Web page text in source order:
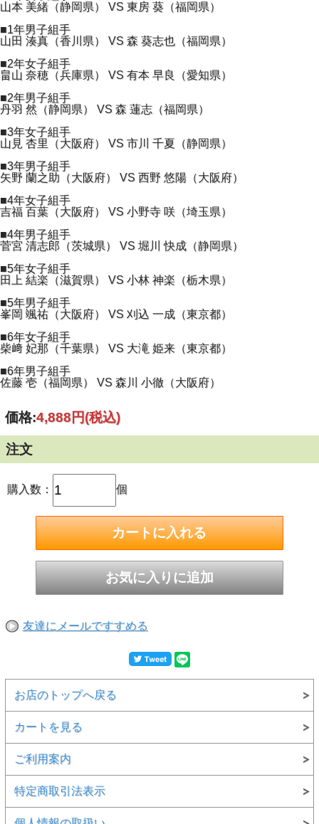
山本 美緒（静岡県） VS 東房 葵（福岡県）
■1年男子組手
山田 湊真（香川県） VS 森 葵志也（福岡県）
■2年女子組手
畠山 奈穂（兵庫県） VS 有本 早良（愛知県）
■2年男子組手
丹羽 然（静岡県） VS 森 蓮志（福岡県）
■3年女子組手
山見 杏里（大阪府） VS 市川 千夏（静岡県）
■3年男子組手
矢野 蘭之助（大阪府） VS 西野 悠陽（大阪府）
■4年女子組手
吉福 百葉（大阪府） VS 小野寺 咲（埼玉県）
■4年男子組手
菅宮 清志郎（茨城県） VS 堀川 快成（静岡県）
■5年女子組手
田上 結楽（滋賀県） VS 小林 神楽（栃木県）
■5年男子組手
峯岡 颯祐（大阪府） VS 刈込 一成（東京都）
■6年女子組手
柴﨑 妃那（千葉県） VS 大滝 姫来（東京都）
■6年男子組手
佐藤 壱（福岡県） VS 森川 小徹（大阪府）
価格:4,888円(税込)
注文
購入数： 個
友達にメールですすめる
お店のトップへ戻る
カートを見る
ご利用案内
特定商取引法表示